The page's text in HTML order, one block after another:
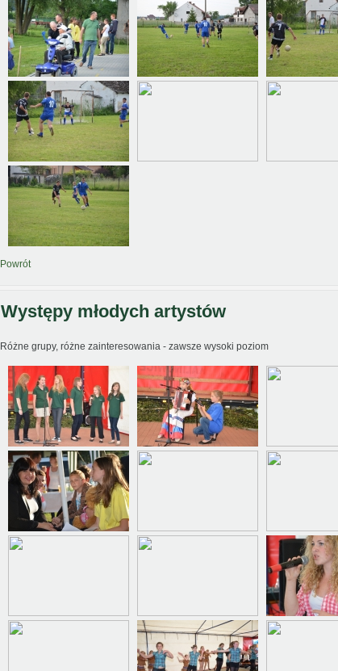
Powrót
Występy młodych artystów
Różne grupy, różne zainteresowania - zawsze wysoki poziom